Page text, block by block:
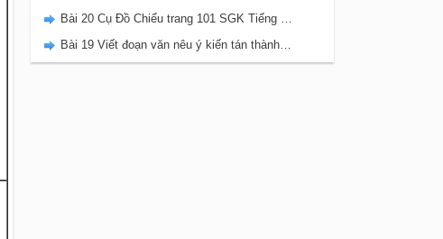
Bài 20 Cụ Đồ Chiểu trang 101 SGK Tiếng Việt 5 Kết nối tri thức tập 2
Bài 19 Viết đoạn văn nêu ý kiến tán thành một sự việc, hiện tượng (Bài viết số 1) trang 100 SGK Tiếng Việt 5 Kết nối tri thức tập 2